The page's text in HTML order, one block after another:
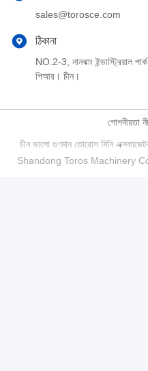
sales@torosce.com
ঠিকানা
NO.2-3, নানঝাং ইন্ডাস্ট্রিয়াল
পিআর। চীন।
গোপনীয়তা
চীন ভালো গুণমান তোরোস মিনি
Shandong Toros Machinery